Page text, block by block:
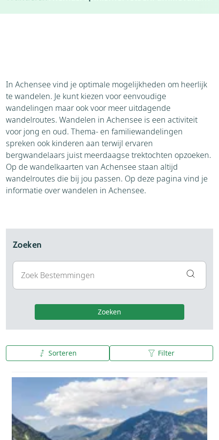
Weer
In Achensee vind je optimale mogelijkheden om heerlijk
te wandelen. Je kunt kiezen voor eenvoudige
wandelingen maar ook voor meer uitdagende
wandelroutes. Wandelen in Achensee is een activiteit
voor jong en oud. Thema- en familiewandelingen
spreken ook kinderen aan terwijl ervaren
bergwandelaars juist meerdaagse trektochten opzoeken.
Op de wandelkaarten van Achensee staan altijd
wandelroutes die bij jou passen. Op deze pagina vind je
informatie over wandelen in Achensee.
Zoeken
Zoeken
Sorteren Filter
A tot Z